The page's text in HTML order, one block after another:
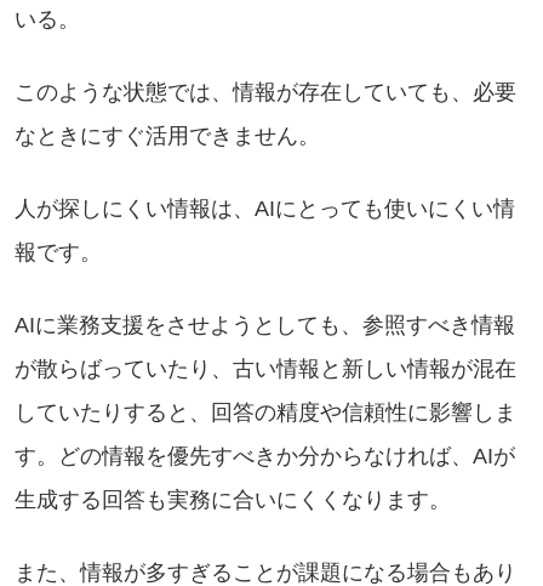
いる。
このような状態では、情報が存在していても、必要
なときにすぐ活用できません。
人が探しにくい情報は、AIにとっても使いにくい情
報です。
AIに業務支援をさせようとしても、参照すべき情報
が散らばっていたり、古い情報と新しい情報が混在
していたりすると、回答の精度や信頼性に影響しま
す。どの情報を優先すべきか分からなければ、AIが
生成する回答も実務に合いにくくなります。
また、情報が多すぎることが課題になる場合もあり